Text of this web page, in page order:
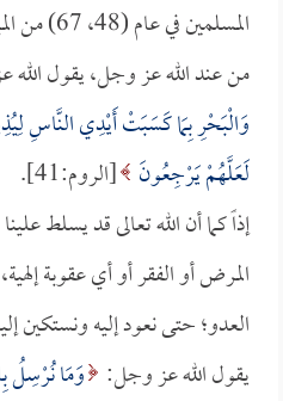
المسلمين
من عند الله عز وجل، يقول
وَالْبَحْرِ بِمَا كَسَبَتْ أَيْدِي النَّاسِ
لَعَلَّهُمْ يَرْجِعُونَ [الروم:41].
إذاً كما أن الله تعالى قد يسلط
المرض أو الفقر أو أي عقوبة
العدو؛ حتى نعود إليه ونستكين
يقول الله عز وجل: وَمَا نُرْسِلُ